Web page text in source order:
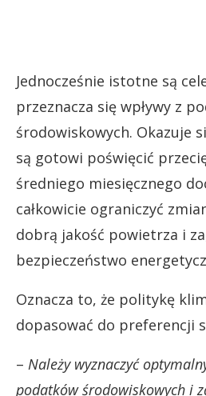
Jednocześnie istotne są
przeznacza się wpływy z
środowiskowych. Okazuje
są gotowi poświęcić
średniego miesięcznego
całkowicie ograniczyć
dobrą jakość powietrza i
bezpieczeństwo
Oznacza to, że politykę
dopasować do preferencji
– Należy wyznaczyć
podatków środowiskowych i